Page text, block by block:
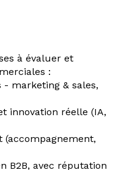
à évaluer et
:
marketing & sales,
innovation réelle (IA,
B2B, avec réputation